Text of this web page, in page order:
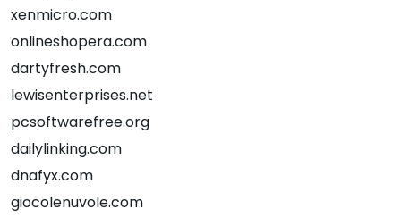
xenmicro.com
onlineshopera.com
dartyfresh.com
lewisenterprises.net
pcsoftwarefree.org
dailylinking.com
dnafyx.com
giocolenuvole.com